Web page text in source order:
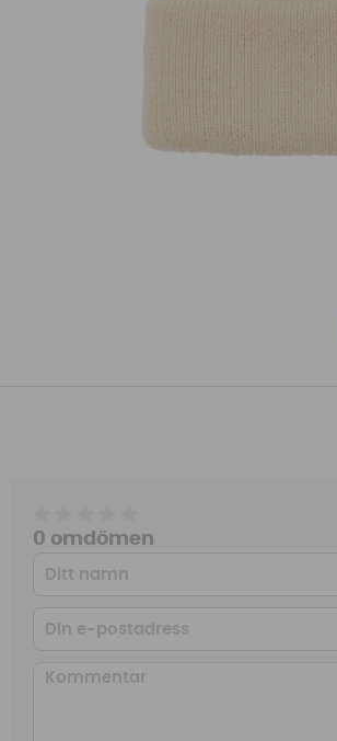
0 omdömen